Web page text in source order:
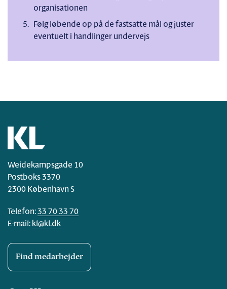
organisationen
Følg løbende op på de fastsatte mål og juster
eventuelt i handlinger undervejs
Weidekampsgade 10
Postboks 3370
2300 København S
Telefon:33 70 33 70
E-mail: kl@kl.dk
Find medarbejder